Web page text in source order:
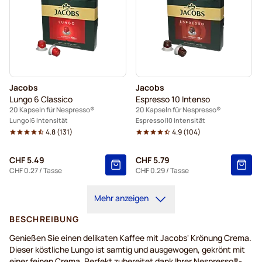
Jacobs
Lungo 6 Classico
20 Kapseln für Nespresso®
Lungo 6 Intensität
4.8(131)
CHF 5.49
CHF 0.27/ Tasse
Jacobs
Espresso 10 Intenso
20 Kapseln für Nespresso®
Espresso 10 Intensität
4.9(104)
CHF 5.79
CHF 0.29/ Tasse
Mehr anzeigen
BESCHREIBUNG
GenießenSieeinendelikaten Kaffee mitJacobs' KrönungCrema.
Dieser köstliche Lungo istsamtigundausgewogen, gekrönt mit